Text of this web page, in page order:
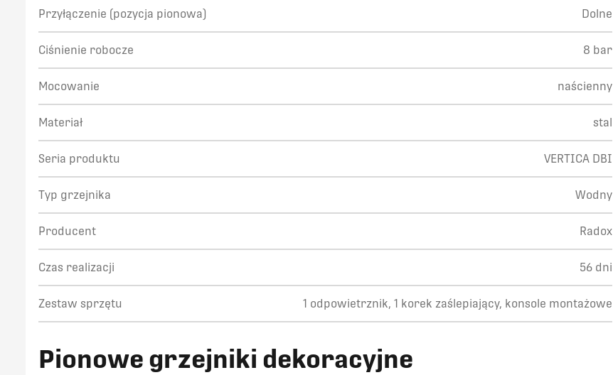
Przyłączenie (pozycja pionowa) Dolne
Ciśnienie robocze 8 bar
Mocowanie naścienny
Materiał stal
Seria produktu VERTICA DBI
Typ grzejnika Wodny
Producent Radox
Czas realizacji 56 dni
Zestaw sprzętu 1 odpowietrznik, 1 korek zaślepiający, konsole montażowe
Pionowe grzejniki dekoracyjne